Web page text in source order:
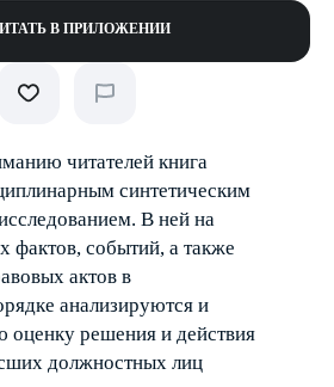
В ПРИЛОЖЕНИИ
читателей книга
синтетическим
В ней на
фактов, событий, а также
актов в
анализируются и
оценку решения и действия
должностных лиц